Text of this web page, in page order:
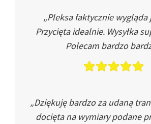
„Pleksa faktycznie wygląda
Przycięta idealnie. Wysyłka
Polecam bardzo
„Dziękuję bardzo za udaną
docięta na wymiary podane